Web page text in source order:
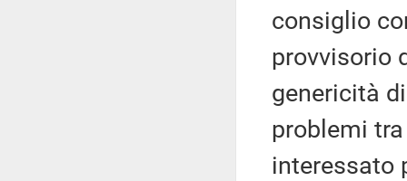
consiglio
provvisorio
genericità
problemi
interessato